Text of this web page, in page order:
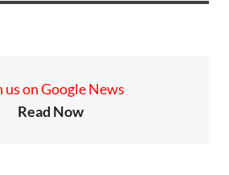
us on Google News
Read Now